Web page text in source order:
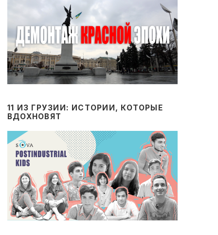
11 ИЗ ГРУЗИИ: ИСТОРИИ, КОТОРЫЕ
ВДОХНОВЯТ